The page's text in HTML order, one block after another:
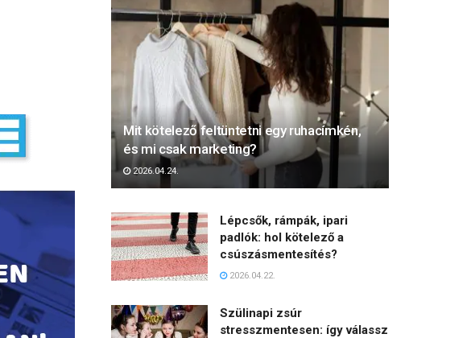
Mit kötelező feltüntetni egy ruhacímkén,
és mi csak marketing?
2026.04.24.
Lépcsők, rámpák, ipari
padlók: hol kötelező a
csúszásmentesítés?
2026.04.22.
Szülinapi zsúr
stresszmentesen: így válassz